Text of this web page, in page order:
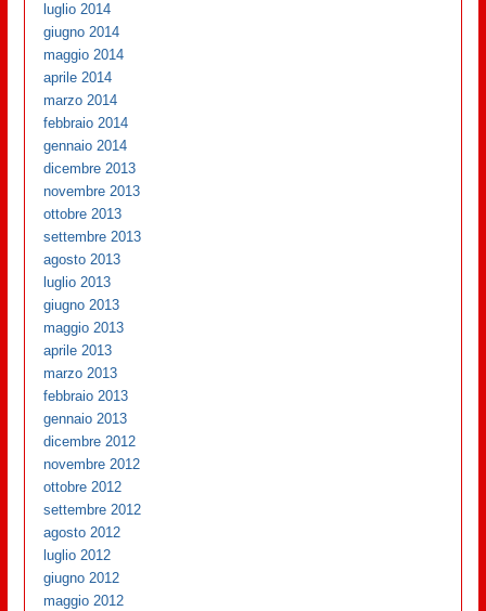
luglio 2014
giugno 2014
maggio 2014
aprile 2014
marzo 2014
febbraio 2014
gennaio 2014
dicembre 2013
novembre 2013
ottobre 2013
settembre 2013
agosto 2013
luglio 2013
giugno 2013
maggio 2013
aprile 2013
marzo 2013
febbraio 2013
gennaio 2013
dicembre 2012
novembre 2012
ottobre 2012
settembre 2012
agosto 2012
luglio 2012
giugno 2012
maggio 2012